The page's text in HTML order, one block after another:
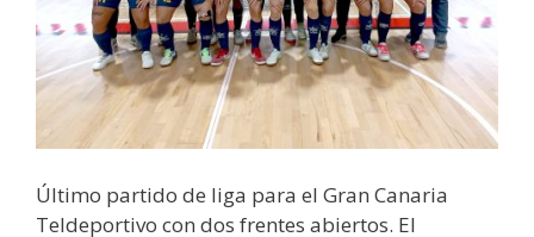
Último partido de liga para el Gran Canaria
Teldeportivo con dos frentes abiertos. El